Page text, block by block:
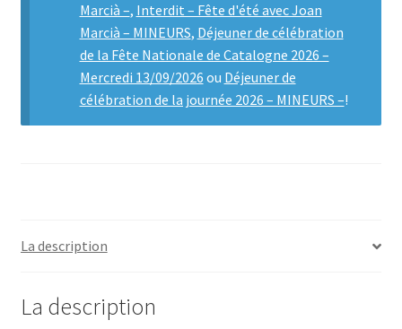
Marcià –, Interdit – Fête d'été avec Joan
Marcià – MINEURS, Déjeuner de célébration
de la Fête Nationale de Catalogne 2026 –
Mercredi 13/09/2026 ou Déjeuner de
célébration de la journée 2026 – MINEURS –!
La description
La description